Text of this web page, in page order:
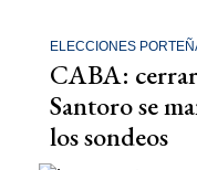
ELECCIONES
CABA:
Santoro se
los sondeos